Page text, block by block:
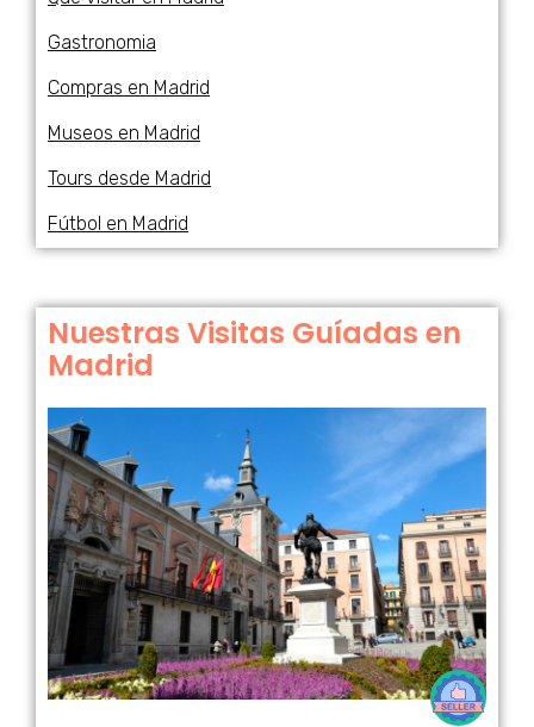
Gastronomia
Compras en Madrid
Museos en Madrid
Tours desde Madrid
Fútbol en Madrid
Nuestras Visitas Guíadas en
Madrid